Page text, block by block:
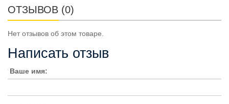
ОТЗЫВОВ (0)
Нет отзывов об этом товаре.
Написать отзыв
Ваше имя: